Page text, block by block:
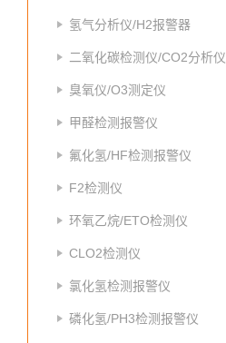
氢气分析仪/H2报警器
二氧化碳检测仪/CO2分析仪
臭氧仪/O3测定仪
甲醛检测报警仪
氟化氢/HF检测报警仪
F2检测仪
环氧乙烷/ETO检测仪
CLO2检测仪
氯化氢检测报警仪
磷化氢/PH3检测报警仪